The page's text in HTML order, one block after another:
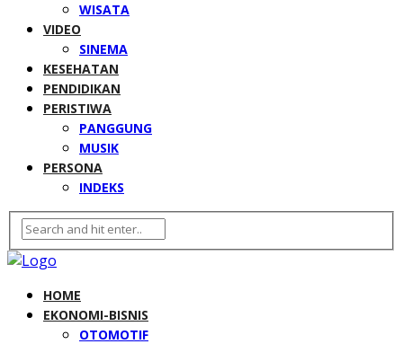
WISATA
VIDEO
SINEMA
KESEHATAN
PENDIDIKAN
PERISTIWA
PANGGUNG
MUSIK
PERSONA
INDEKS
HOME
EKONOMI-BISNIS
OTOMOTIF